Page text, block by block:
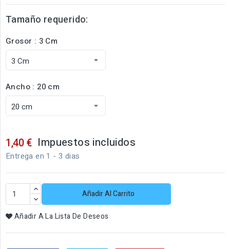
Tamaño requerido:
Grosor : 3 Cm
Ancho : 20 cm
1,40 € Impuestos incluidos
Entrega en 1 - 3 dias
Añadir Al Carrito
Añadir A La Lista De Deseos